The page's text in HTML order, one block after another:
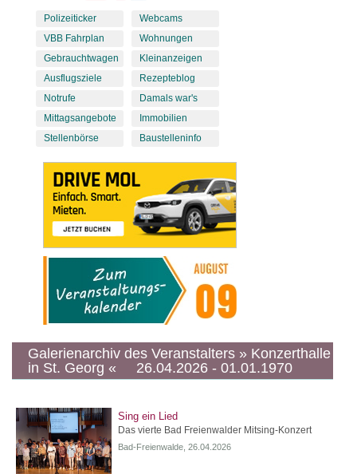
Polizeiticker
VBB Fahrplan
Gebrauchtwagen
Ausflugsziele
Notrufe
Mittagsangebote
Stellenbörse
Webcams
Wohnungen
Kleinanzeigen
Rezepteblog
Damals war's
Immobilien
Baustelleninfo
Galerienarchiv des Veranstalters » Konzerthalle
in St. Georg « 26.04.2026 - 01.01.1970
Sing ein Lied
Das vierte Bad Freienwalder Mitsing-Konzert
Bad-Freienwalde, 26.04.2026